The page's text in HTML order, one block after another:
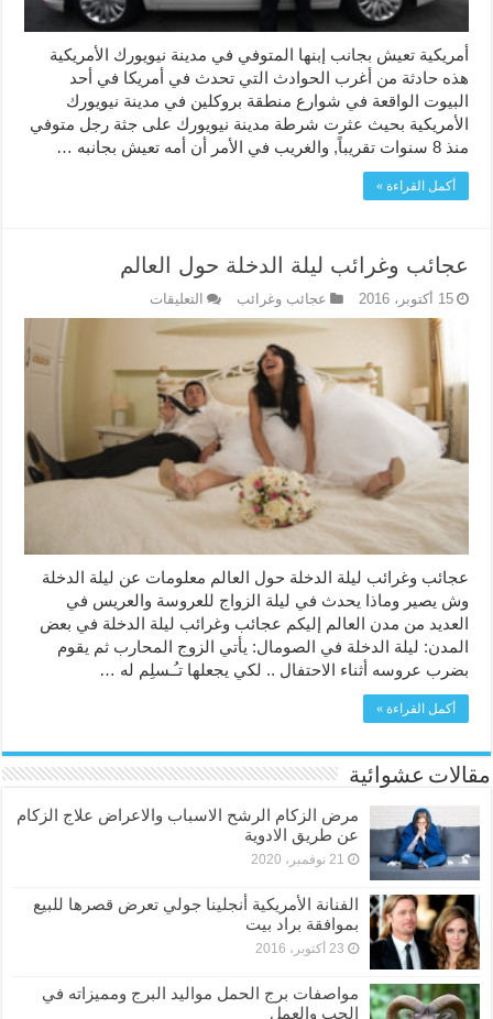
أمريكية تعيش بجانب إبنها المتوفي في مدينة نيويورك الأمريكية
هذه حادثة من أغرب الحوادث التي تحدث في أمريكا في أحد
البيوت الواقعة في شوارع منطقة بروكلين في مدينة نيويورك
الأمريكية بحيث عثرت شرطة مدينة نيويورك على جثة رجل متوفي
منذ 8 سنوات تقريباً, والغريب في الأمر أن أمه تعيش بجانبه …
أكمل القراءة »
عجائب وغرائب ليلة الدخلة حول العالم
15 أكتوبر، 2016 عجائب وغرائب التعليقات
عجائب
حول
مغلقة
عجائب وغرائب ليلة الدخلة حول العالم معلومات عن ليلة الدخلة
وش يصير وماذا يحدث في ليلة الزواج للعروسة والعريس في
العديد من مدن العالم إليكم عجائب وغرائب ليلة الدخلة في بعض
المدن: ليلة الدخلة في الصومال: يأتي الزوج المحارب ثم يقوم
بضرب عروسه أثناء الاحتفال .. لكي يجعلها تـُـسلِم له …
أكمل القراءة »
مقالات عشوائية
مرض الزكام الرشح الاسباب والاعراض علاج الزكام
عن طريق الادوية
21 نوفمبر، 2020
الفنانة الأمريكية أنجلينا جولي تعرض قصرها للبيع
بموافقة براد بيت
23 أكتوبر، 2016
مواصفات برج الحمل مواليد البرج ومميزاته في
الحب والعمل